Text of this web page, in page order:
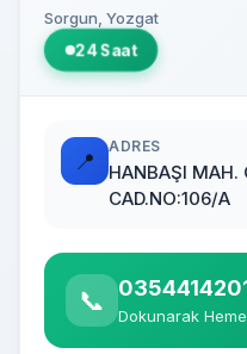
Sorgun, Yozgat
24 Saat
📍
ADRES
HANBAŞI MAH.
CAD.NO:106/A
📞 Dokunarak